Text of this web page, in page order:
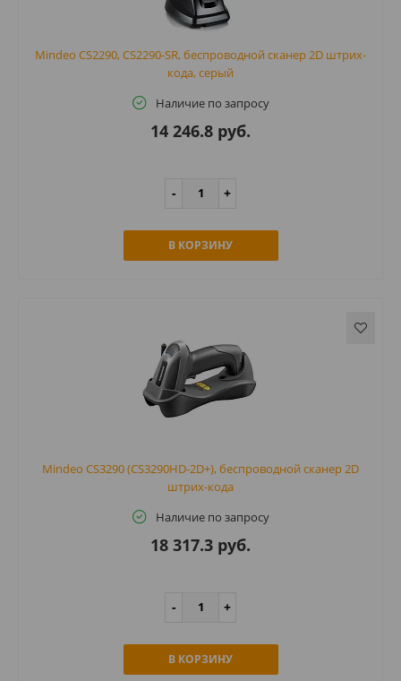
Mindeo CS2290, CS2290-SR, беспроводной сканер 2D штрих-
кода, серый
Наличие по запросу
14 246.8 руб.
В КОРЗИНУ
Mindeo CS3290 (CS3290HD-2D+), беспроводной сканер 2D
штрих-кода
Наличие по запросу
18 317.3 руб.
В КОРЗИНУ